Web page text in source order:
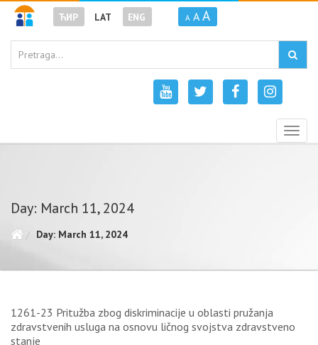
ЋИР LAT ENG A A A
Day: March 11, 2024
Day: March 11, 2024
1261-23 Pritužba zbog diskriminacije u oblasti pružanja
zdravstvenih usluga na osnovu ličnog svojstva zdravstveno
stanje